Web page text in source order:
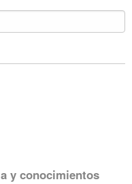
y conocimientos